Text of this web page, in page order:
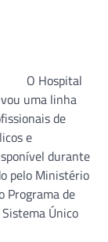
O Hospital
uma linha
de
e
durante
pelo Ministério
Programa de
Único